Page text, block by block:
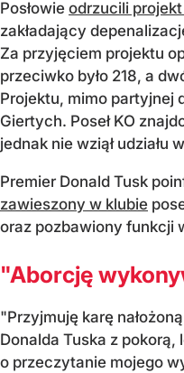
Posłowie odrzucili
zakładający
Za przyjęciem projektu
przeciwko było 218, a
Projektu, mimo partyjnej
Giertych. Poseł KO
jednak nie wziął udziału
Premier Donald Tusk
zawieszony w klubie
oraz pozbawiony funkcji
"Aborcję
"Przyjmuję karę
Donalda Tuska z pokorą,
o przeczytanie mojego